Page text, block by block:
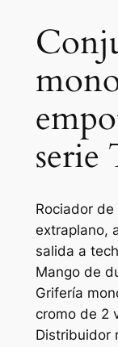
serie
Rociador
extraplano,
salida a
Mango de
Grifería
cromo de 2
Distribuidor